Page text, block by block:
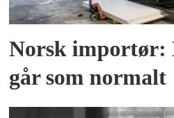
Norsk importør:
går som normalt